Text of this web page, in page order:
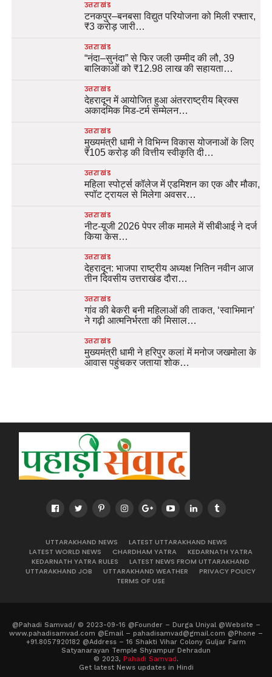
उत्तराखंड
टनकपुर–बनबसा विद्युत परियोजना को मिली रफ्तार,
₹3 करोड़ जारी…
उत्तराखंड
“नंदा–सुनंदा” से फिर जली उम्मीद की लौ, 39
बालिकाओं को ₹12.98 लाख की सहायता…
उत्तराखंड
देहरादून में आयोजित हुआ अंतरराष्ट्रीय ब्रिक्स
अकादमिक मिड-टर्म सम्मेलन…
उत्तराखंड
मुख्यमंत्री धामी ने विभिन्न विकास योजनाओं के लिए
₹105 करोड़ की वित्तीय स्वीकृति दी…
उत्तराखंड
महिला स्पोर्ट्स कॉलेज में एडमिशन का एक और मौका,
स्पॉट ट्रायल से मिलेगा अवसर…
उत्तराखंड
नीट-यूजी 2026 पेपर लीक मामले में सीबीआई ने दर्ज
किया केस…
उत्तराखंड
देहरादून: भाजपा राष्ट्रीय अध्यक्ष नितिन नवीन आज
तीन दिवसीय उत्तराखंड दौरा…
उत्तराखंड
गांव की बेकरी बनी महिलाओं की ताकत, ‘स्वाभिमान’
ने गढ़ी आत्मनिर्भरता की मिसाल…
उत्तराखंड
मुख्यमंत्री धामी ने हरिपुर कलां में मनोज जखमोला के
आवास पहुंचकर जताया शोक…
UTTARAKHAND NEWS
LATEST UTTARAKHAND NEWS
LATEST WORLD NEWS
CHARDHAM YATRA
KEDARNATH YATRA
KEDARNATH YATRA RULES
LATEST NEWS FROM UTTARAKHAND
UTTARAKHAND JOB
UTTARAKHAND WEATHER
PRIVACY POLICY
TERMS OF USE
@Pahadi Samvad/ © 2023-09-16 @Founder – Durga Uniyal @Website –
www.pahadisamvad.com @Email – pahadisamvad@gmail.com @Phone –
+91.8057920182 @Address – 16 Shakti Vihar Colony Guljar Farm
Satyanarayan Temple Shyampur Dehradun
© 2023, Pahadi Samvad.
Get latest News updates in Hindi